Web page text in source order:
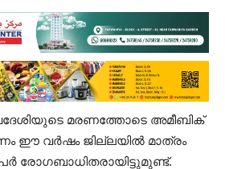
മരണത്തോടെ അമീബിക്
ഈ വർഷം ജില്ലയിൽ മാത്രം
രോഗബാധിതരായിട്ടുമുണ്ട്.